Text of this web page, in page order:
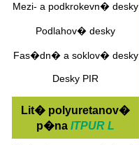
Mezi- a podkrokevn� desky
Podlahov� desky
Fas�dn� a soklov� desky
Desky PIR
Lit� polyuretanov�
p�na ITPUR L